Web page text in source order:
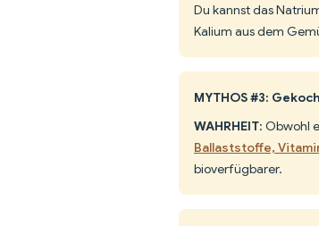
Du kannst das
Kalium aus dem
MYTHOS #3:
WAHRHEIT: Obwohl
Ballaststoffe,
bioverfügbarer.